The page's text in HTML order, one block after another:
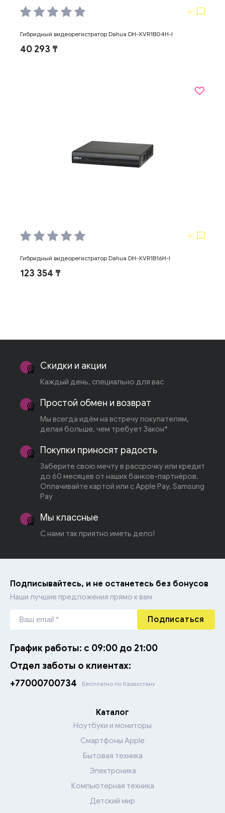
0
Гибридный видеорегистратор Dahua DH-XVR1B04H-I
40 293 ₸
0
Гибридный видеорегистратор Dahua DH-XVR1B16H-I
123 354 ₸
Скидки и акции
Каждый день, специально для вас
Простой обмен и возврат
Мы всегда идём на встречу покупателям,
делая больше, чем требует Закон*
Покупки приносят радость
Заберите свою мечту в рассрочку или кредит
до 60 месяцев от наших банков-партнёров.
Оплачивайте картой или с Apple Pay, Samsung
Pay
Мы классные
С нами так приятно иметь дело!
Подписывайтесь, и не останетесь без бонусов
Наши лучшие предложения прямо к вам
Подписаться
График работы: с 09:00 до 21:00
Отдел заботы о клиентах:
+77000700734
Бесплатно по Казахстану
Каталог
Ноутбуки и мониторы
Смартфоны Apple
Бытовая техника
Электроника
Компьютерная техника
Детский мир